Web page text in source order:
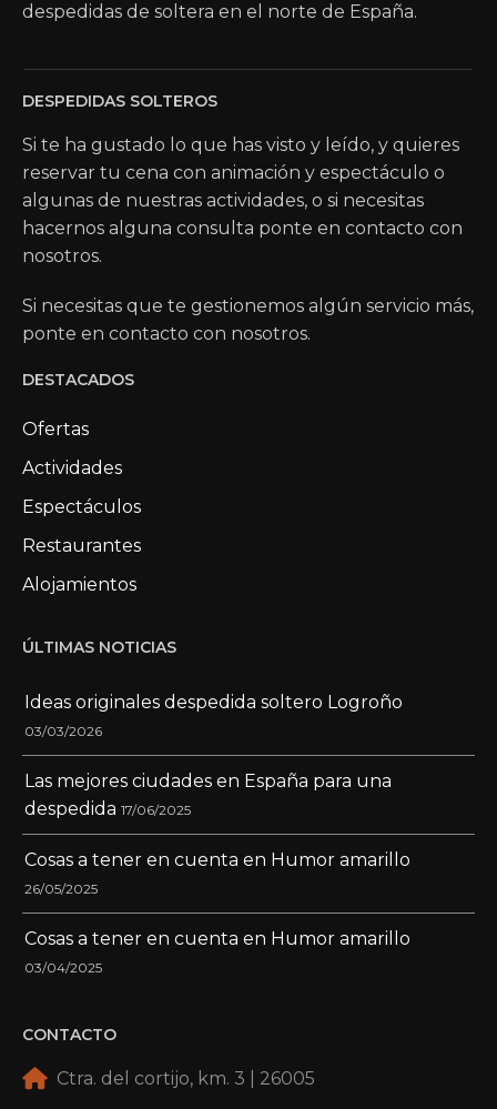
despedidas de soltera en el norte de España.
DESPEDIDAS SOLTEROS
Si te ha gustado lo que has visto y leído, y quieres
reservar tu cena con animación y espectáculo o
algunas de nuestras actividades, o si necesitas
hacernos alguna consulta ponte en contacto con
nosotros.
Si necesitas que te gestionemos algún servicio más,
ponte en contacto con nosotros.
DESTACADOS
Ofertas
Actividades
Espectáculos
Restaurantes
Alojamientos
ÚLTIMAS NOTICIAS
Ideas originales despedida soltero Logroño
03/03/2026
Las mejores ciudades en España para una
despedida 17/06/2025
Cosas a tener en cuenta en Humor amarillo
26/05/2025
Cosas a tener en cuenta en Humor amarillo
03/04/2025
CONTACTO
Ctra. del cortijo, km. 3 | 26005